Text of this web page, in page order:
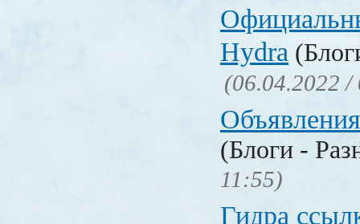
Hydra
(06.04.2022 /
(Блоги -
11:55)
Гидра